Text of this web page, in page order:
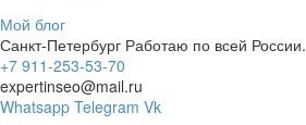
Мой блог
Санкт-Петербург Работаю по всей России.
+7 911-253-53-70
expertinseo@mail.ru
Whatsapp Telegram Vk